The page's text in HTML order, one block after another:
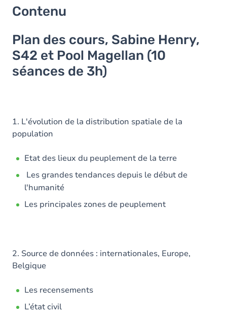
Contenu
Plan des cours, Sabine Henry,
S42 et Pool Magellan (10
séances de 3h)
1. L'évolution de la distribution spatiale de la
population
Etat des lieux du peuplement de la terre
Les grandes tendances depuis le début de
l'humanité
Les principales zones de peuplement
2. Source de données : internationales, Europe,
Belgique
Les recensements
L’état civil